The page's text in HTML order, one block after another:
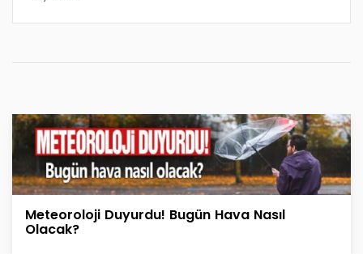
Meteoroloji Duyurdu! Bugün Hava Nasıl
Olacak?